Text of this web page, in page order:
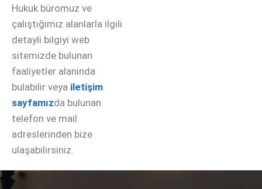
Hukuk büromuz ve
çalıştığımız alanlarla ilgili
detayli bilgiyi web
sitemizde bulunan
faaliyetler alaninda
bulabilir veya iletişim
sayfamızda bulunan
telefon ve mail
adreslerinden bize
ulaşabilirsiniz.